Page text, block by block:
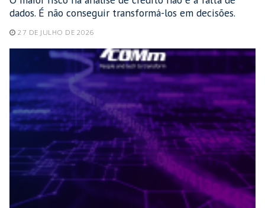
dados. É não conseguir transformá-los em decisões.
27 DE JULHO DE 2026